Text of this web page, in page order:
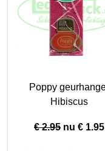
Poppy
Hibiscus
€ 2.95 nu € 1.95